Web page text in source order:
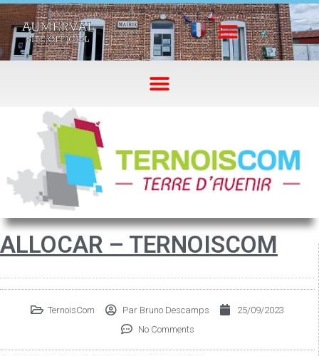
ALLOCAR – TERNOISCOM
TernoisCom Par Bruno Descamps
25/09/2023
No Comments